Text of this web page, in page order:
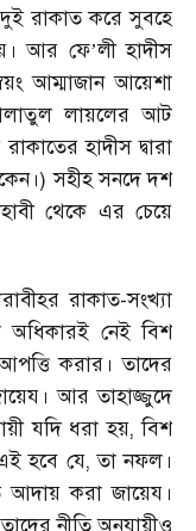
রাকাত করে সুবহে
আর ফে’লী হাদীস
আম্মাজান আয়েশা
লায়লের আট
হাদীস দ্বারা
সহীহ সনদে দশ
থেকে এর চেয়ে
রাকাত-সংখ্যা
অধিকারই নেই বিশ
করার। তাদের
আর তাহাজ্জুদে
যদি ধরা হয়, বিশ
হবে যে, তা নফল।
আদায় করা জায়েয।
নীতি অনুযায়ীও